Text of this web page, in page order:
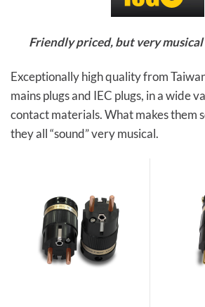
Friendly priced, but very
Exceptionally high quality from
mains plugs and IEC plugs, in a wide
contact materials. What makes them
they all “sound” very musical.